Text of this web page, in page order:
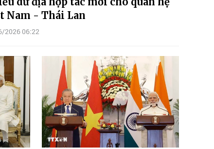
Nam - Thái Lan
2026 06:22